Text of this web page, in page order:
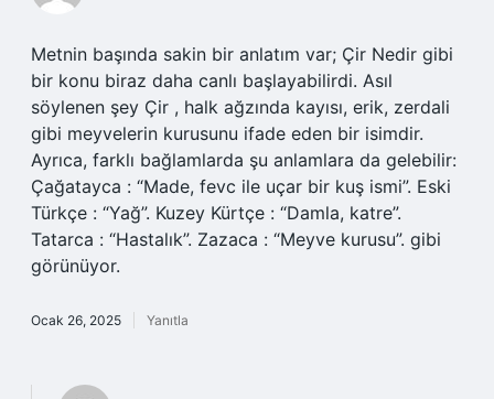
Metnin başında sakin bir anlatım var; Çir Nedir gibi
bir konu biraz daha canlı başlayabilirdi. Asıl
söylenen şey Çir , halk ağzında kayısı, erik, zerdali
gibi meyvelerin kurusunu ifade eden bir isimdir.
Ayrıca, farklı bağlamlarda şu anlamlara da gelebilir:
Çağatayca : “Made, fevc ile uçar bir kuş ismi”. Eski
Türkçe : “Yağ”. Kuzey Kürtçe : “Damla, katre”.
Tatarca : “Hastalık”. Zazaca : “Meyve kurusu”. gibi
görünüyor.
Ocak 26, 2025 Yanıtla